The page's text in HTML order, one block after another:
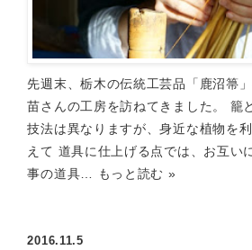
先週末、栃木の伝統工芸品「鹿沼箒
苗さんの工房を訪ねてきました。 籠
技法は異なりますが、身近な植物を
えて 道具に仕上げる点では、お互い
事の道具…
もっと読む »
2016.11.5